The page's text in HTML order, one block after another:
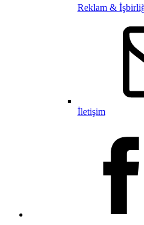
Reklam &
İletişim